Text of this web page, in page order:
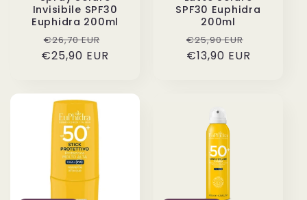
Invisibile SPF30
Euphidra 200ml
Prezzo
di
€26,70 EUR
scontato
€25,90 EUR
SPF30 Euphidra
200ml
Prezzo
di
€25,90 EUR
€13,90 EUR